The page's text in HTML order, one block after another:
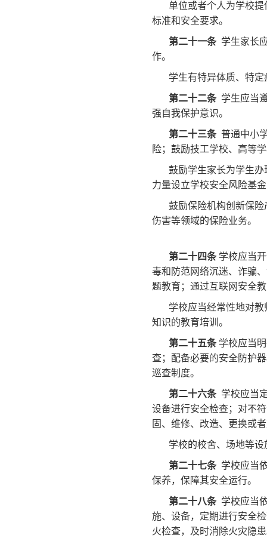
单位或者个人为学校
标准和安全要求。
第二十一条学生家长
作。
学生有特异体质、特
第二十二条学生应当
强自我保护意识。
第二十三条普通中小
险；鼓励技工学校、高等
鼓励学生家长为学生
力量设立学校安全风险基
鼓励保险机构创新保
伤害等领域的保险业务。
第二十四条 学校应当
毒和防范网络沉迷、诈骗
题教育；通过互联网安全
学校应当经常性地对
知识的教育培训。
第二十五条 学校应当
查；配备必要的安全防护
巡查制度。
第二十六条学校应当
设备进行安全检查；对不
固、维修、改造、更换或
学校的校舍、场地等
第二十七条学校应当
保养，保障其安全运行。
第二十八条学校应当
施、设备，定期进行安全
火检查，及时消除火灾隐